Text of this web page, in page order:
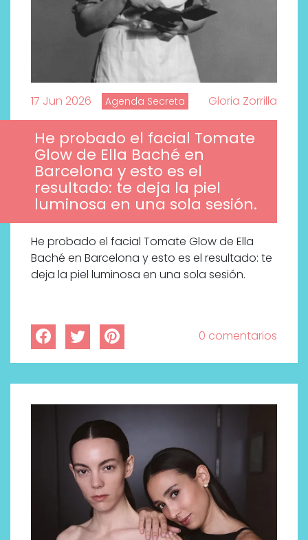
17 Jun 2026 Agenda Secreta Gloria Zorrilla
He probado el facial Tomate
Glow de Ella Baché en
Barcelona y esto es el
resultado: te deja la piel
luminosa en una sola sesión.
He probado el facial Tomate Glow de Ella
Baché en Barcelona y esto es el resultado: te
deja la piel luminosa en una sola sesión.
0 comentarios